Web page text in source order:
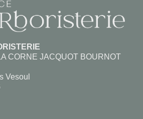
CORNE JACQUOT BOURNOT
Vesoul